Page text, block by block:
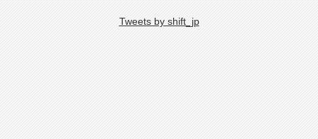
Tweets by shift_jp